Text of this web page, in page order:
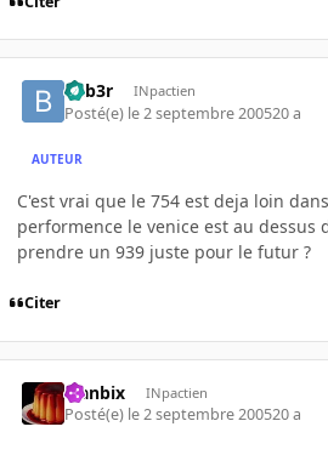
beb3r INpactien
Posté(e) le 2 septembre 200520 a
AUTEUR
C'est vrai que le 754 est deja loin
performence le venice est au dessus
prendre un 939 juste pour le futur ?
Citer
Flanbix INpactien
Posté(e) le 2 septembre 200520 a